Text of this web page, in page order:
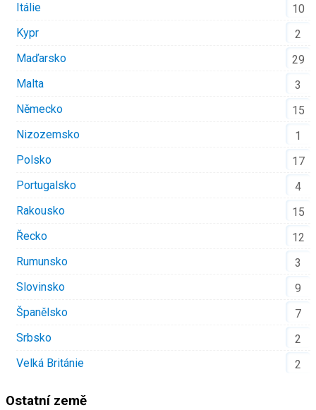
Itálie
10
Kypr
2
Maďarsko
29
Malta
3
Německo
15
Nizozemsko
1
Polsko
17
Portugalsko
4
Rakousko
15
Řecko
12
Rumunsko
3
Slovinsko
9
Španělsko
7
Srbsko
2
Velká Británie
2
Ostatní země